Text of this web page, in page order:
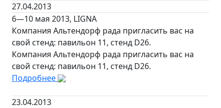
27.04.2013
6—10 мая 2013, LIGNA
Компания Альтендорф рада пригласить вас на
свой стенд: павильон 11, стенд D26.
Компания Альтендорф рада пригласить вас на
свой стенд: павильон 11, стенд D26.
Подробнее
23.04.2013